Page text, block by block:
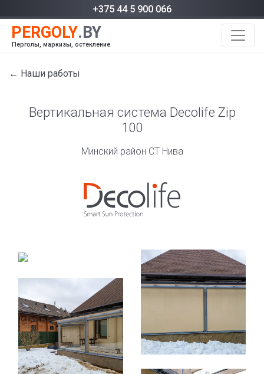
+375 44 5 900 066
Перголы, маркизы, остекление
← Наши работы
Вертикальная система Decolife Zip
100
Минский район СТ Нива